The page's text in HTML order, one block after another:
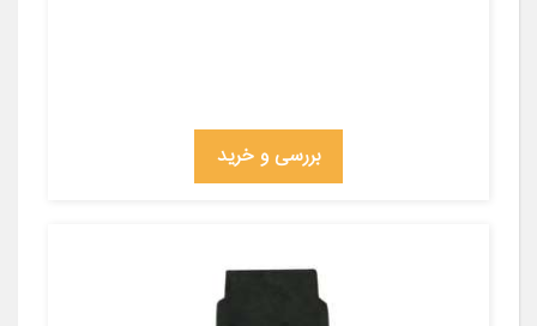
بررسی و خرید